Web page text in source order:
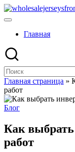
Перейти
к
Главная
Главная страница »
работ
Опубликовано
Блог
Как
работ